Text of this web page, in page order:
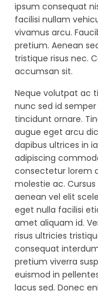
ipsum consequat
facilisi nullam
vivamus arcu.
pretium. Aenean
tristique risus nec.
accumsan sit.
Neque volutpat ac
nunc sed id
tincidunt ornare.
augue eget arcu
dapibus ultrices in
adipiscing
consectetur lorem
molestie ac.
aenean vel elit
eget nulla facilisi
amet aliquam id.
risus ultricies
consequat
pretium viverra
euismod in
lacus sed. Donec